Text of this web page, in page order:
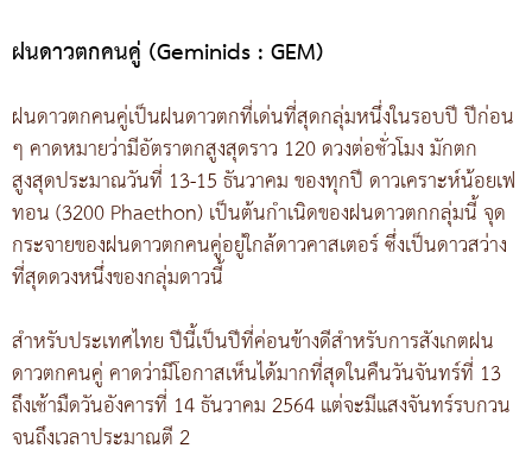
ฝนดาวตกคนคู่ (Geminids : GEM)
ฝนดาวตกคนคู่เป็นฝนดาวตกที่เด่นที่สุดกลุ่มหนึ่งในรอบปี ปีก่อน
ๆ คาดหมายว่ามีอัตราตกสูงสุดราว 120 ดวงต่อชั่วโมง มักตก
สูงสุดประมาณวันที่ 13-15 ธันวาคม ของทุกปี ดาวเคราะห์น้อยเฟ
ทอน (3200 Phaethon) เป็นต้นกำเนิดของฝนดาวตกกลุ่มนี้ จุด
กระจายของฝนดาวตกคนคู่อยู่ใกล้ดาวคาสเตอร์ ซึ่งเป็นดาวสว่าง
ที่สุดดวงหนึ่งของกลุ่มดาวนี้
สำหรับประเทศไทย ปีนี้เป็นปีที่ค่อนข้างดีสำหรับการสังเกตฝน
ดาวตกคนคู่ คาดว่ามีโอกาสเห็นได้มากที่สุดในคืนวันจันทร์ที่ 13
ถึงเช้ามืดวันอังคารที่ 14 ธันวาคม 2564 แต่จะมีแสงจันทร์รบกวน
จนถึงเวลาประมาณตี 2